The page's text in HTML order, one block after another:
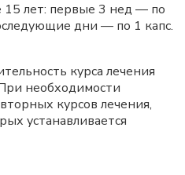
лет: первые 3 нед — по
дни — по 1 капс.
курса лечения
необходимости
курсов лечения,
устанавливается